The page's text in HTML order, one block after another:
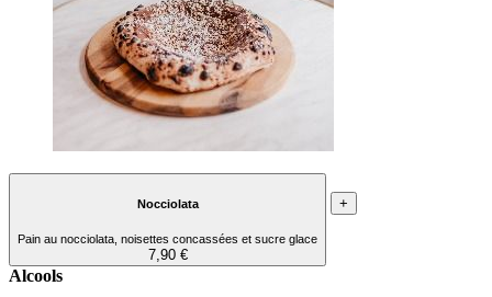
Nocciolata
Pain au nocciolata, noisettes concassées et sucre glace
7,90 €
+
Alcools